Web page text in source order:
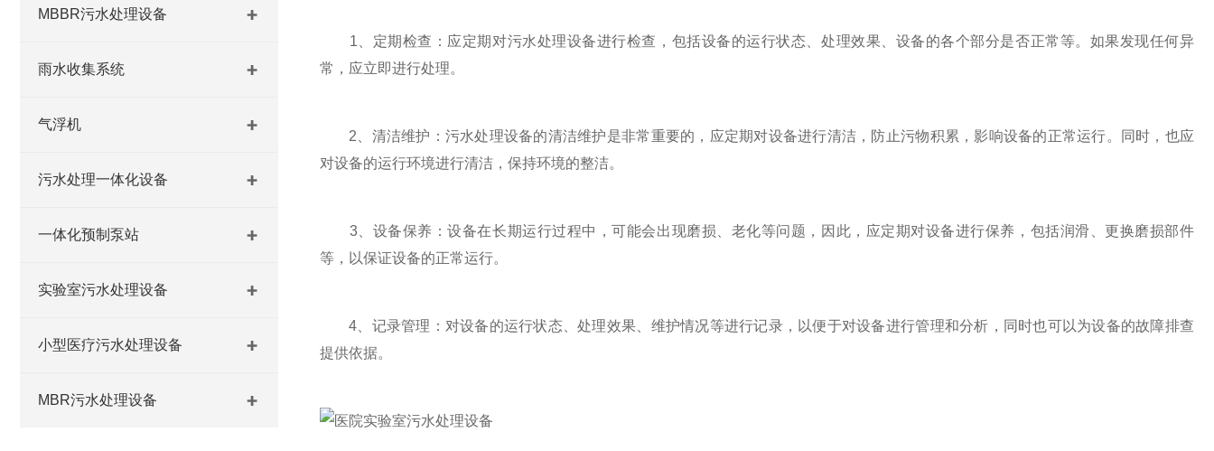
MBBR污水处理设备
雨水收集系统
气浮机
污水处理一体化设备
一体化预制泵站
实验室污水处理设备
小型医疗污水处理设备
MBR污水处理设备
1、定期检查：应定期对污水处理设备进行检查，包括设备的运行状态、处理效果、设备的各个部分是否正常等。如果发现任何异
常，应立即进行处理。
2、清洁维护：污水处理设备的清洁维护是非常重要的，应定期对设备进行清洁，防止污物积累，影响设备的正常运行。同时，也应
对设备的运行环境进行清洁，保持环境的整洁。
3、设备保养：设备在长期运行过程中，可能会出现磨损、老化等问题，因此，应定期对设备进行保养，包括润滑、更换磨损部件
等，以保证设备的正常运行。
4、记录管理：对设备的运行状态、处理效果、维护情况等进行记录，以便于对设备进行管理和分析，同时也可以为设备的故障排查
提供依据。